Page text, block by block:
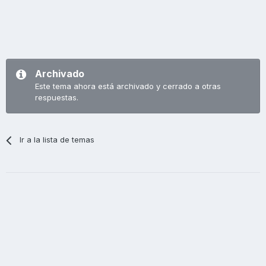
Archivado
Este tema ahora está archivado y cerrado a otras
respuestas.
Ir a la lista de temas